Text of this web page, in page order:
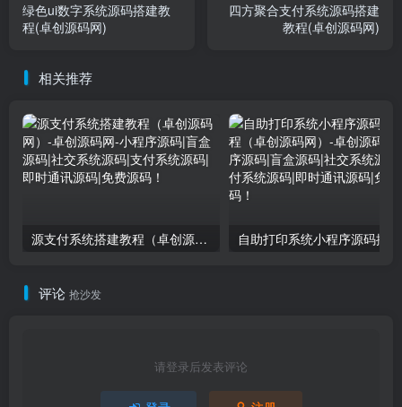
绿色ui数字系统源码搭建教
程(卓创源码网)
四方聚合支付系统源码搭建
教程(卓创源码网)
相关推荐
源支付系统搭建教程（卓创源码网）
评论 抢沙发
请登录后发表评论